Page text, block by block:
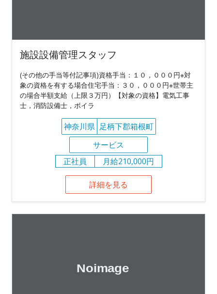
施設設備管理スタッフ
(その他の手当等付記事項)資格手当：１０，０００円※対
象の資格を有する場合住宅手当：３０，０００円※世帯主
の場合半額支給（上限３万円）【対象の資格】電気工事
士，消防設備士，ボイラ
神奈川県 足柄下郡箱根町
サービス
正社員
月給210,000円
詳細を見る